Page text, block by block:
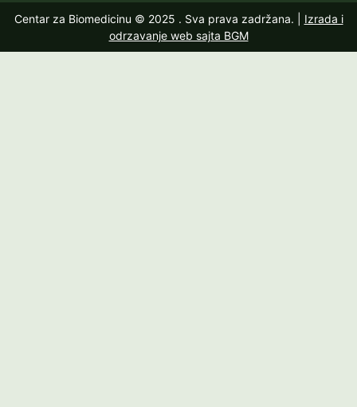
Centar za Biomedicinu © 2025 . Sva prava zadržana. | Izrada i
odrzavanje web sajta BGM